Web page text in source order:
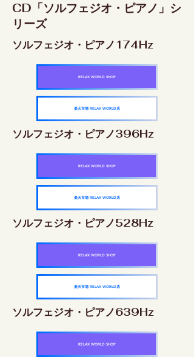
CD「ソルフェジオ・ピアノ」シ
リーズ
ソルフェジオ・ピアノ174Hz
RELAX WORLD SHOP
楽天市場 RELAX WORLD店
ソルフェジオ・ピアノ396Hz
RELAX WORLD SHOP
楽天市場 RELAX WORLD店
ソルフェジオ・ピアノ528Hz
RELAX WORLD SHOP
楽天市場 RELAX WORLD店
ソルフェジオ・ピアノ639Hz
RELAX WORLD SHOP